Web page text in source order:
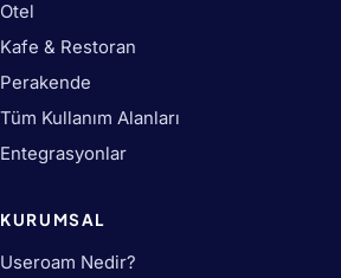
Otel
Kafe & Restoran
Perakende
Tüm Kullanım Alanları
Entegrasyonlar
KURUMSAL
Useroam Nedir?